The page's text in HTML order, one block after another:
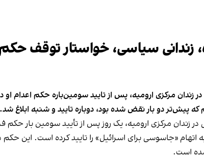
زندانی سیاسی، خواستار توقف
در زندان مرکزی ارومیه، پس از تایید سومین‌باره حکم
پیش‌تر دو بار نقض شده بود، دوباره تایید و شنبه ابلاغ شد.
در زندان مرکزی ارومیه، یک روز پس از تأیید سومین بار
اتهام «جاسوسی برای اسرائیل» را تایید کرده است. این
است.